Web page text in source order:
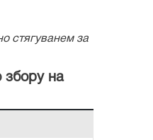
стягуванем за
збору на